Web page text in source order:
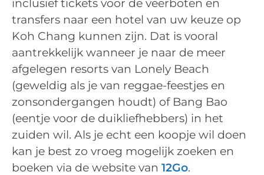
inclusief tickets voor de veerboten en
transfers naar een hotel van uw keuze op
Koh Chang kunnen zijn. Dat is vooral
aantrekkelijk wanneer je naar de meer
afgelegen resorts van Lonely Beach
(geweldig als je van reggae-feestjes en
zonsondergangen houdt) of Bang Bao
(eentje voor de duikliefhebbers) in het
zuiden wil. Als je echt een koopje wil doen
kan je best zo vroeg mogelijk zoeken en
boeken via de website van 12Go.